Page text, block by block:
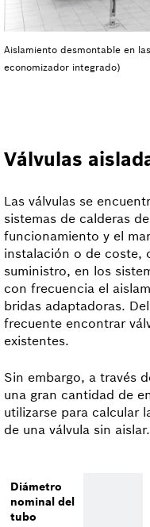
Aislamiento desmontable en
economizador integrado)
Válvulas
Las válvulas se
sistemas de calderas
funcionamiento y el
instalación o de coste,
suministro, en los
con frecuencia el
bridas adaptadoras.
frecuente encontrar
existentes.
Sin embargo, a través
una gran cantidad de
utilizarse para calcular
de una válvula sin aislar.
Diámetro
nominal del
tubo